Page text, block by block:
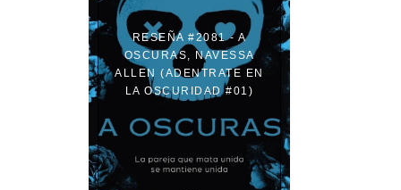
RESEÑA #2081 - A
OSCURAS, NAVESSA
ALLEN (ADENTRATE EN
LA OSCURIDAD #01)